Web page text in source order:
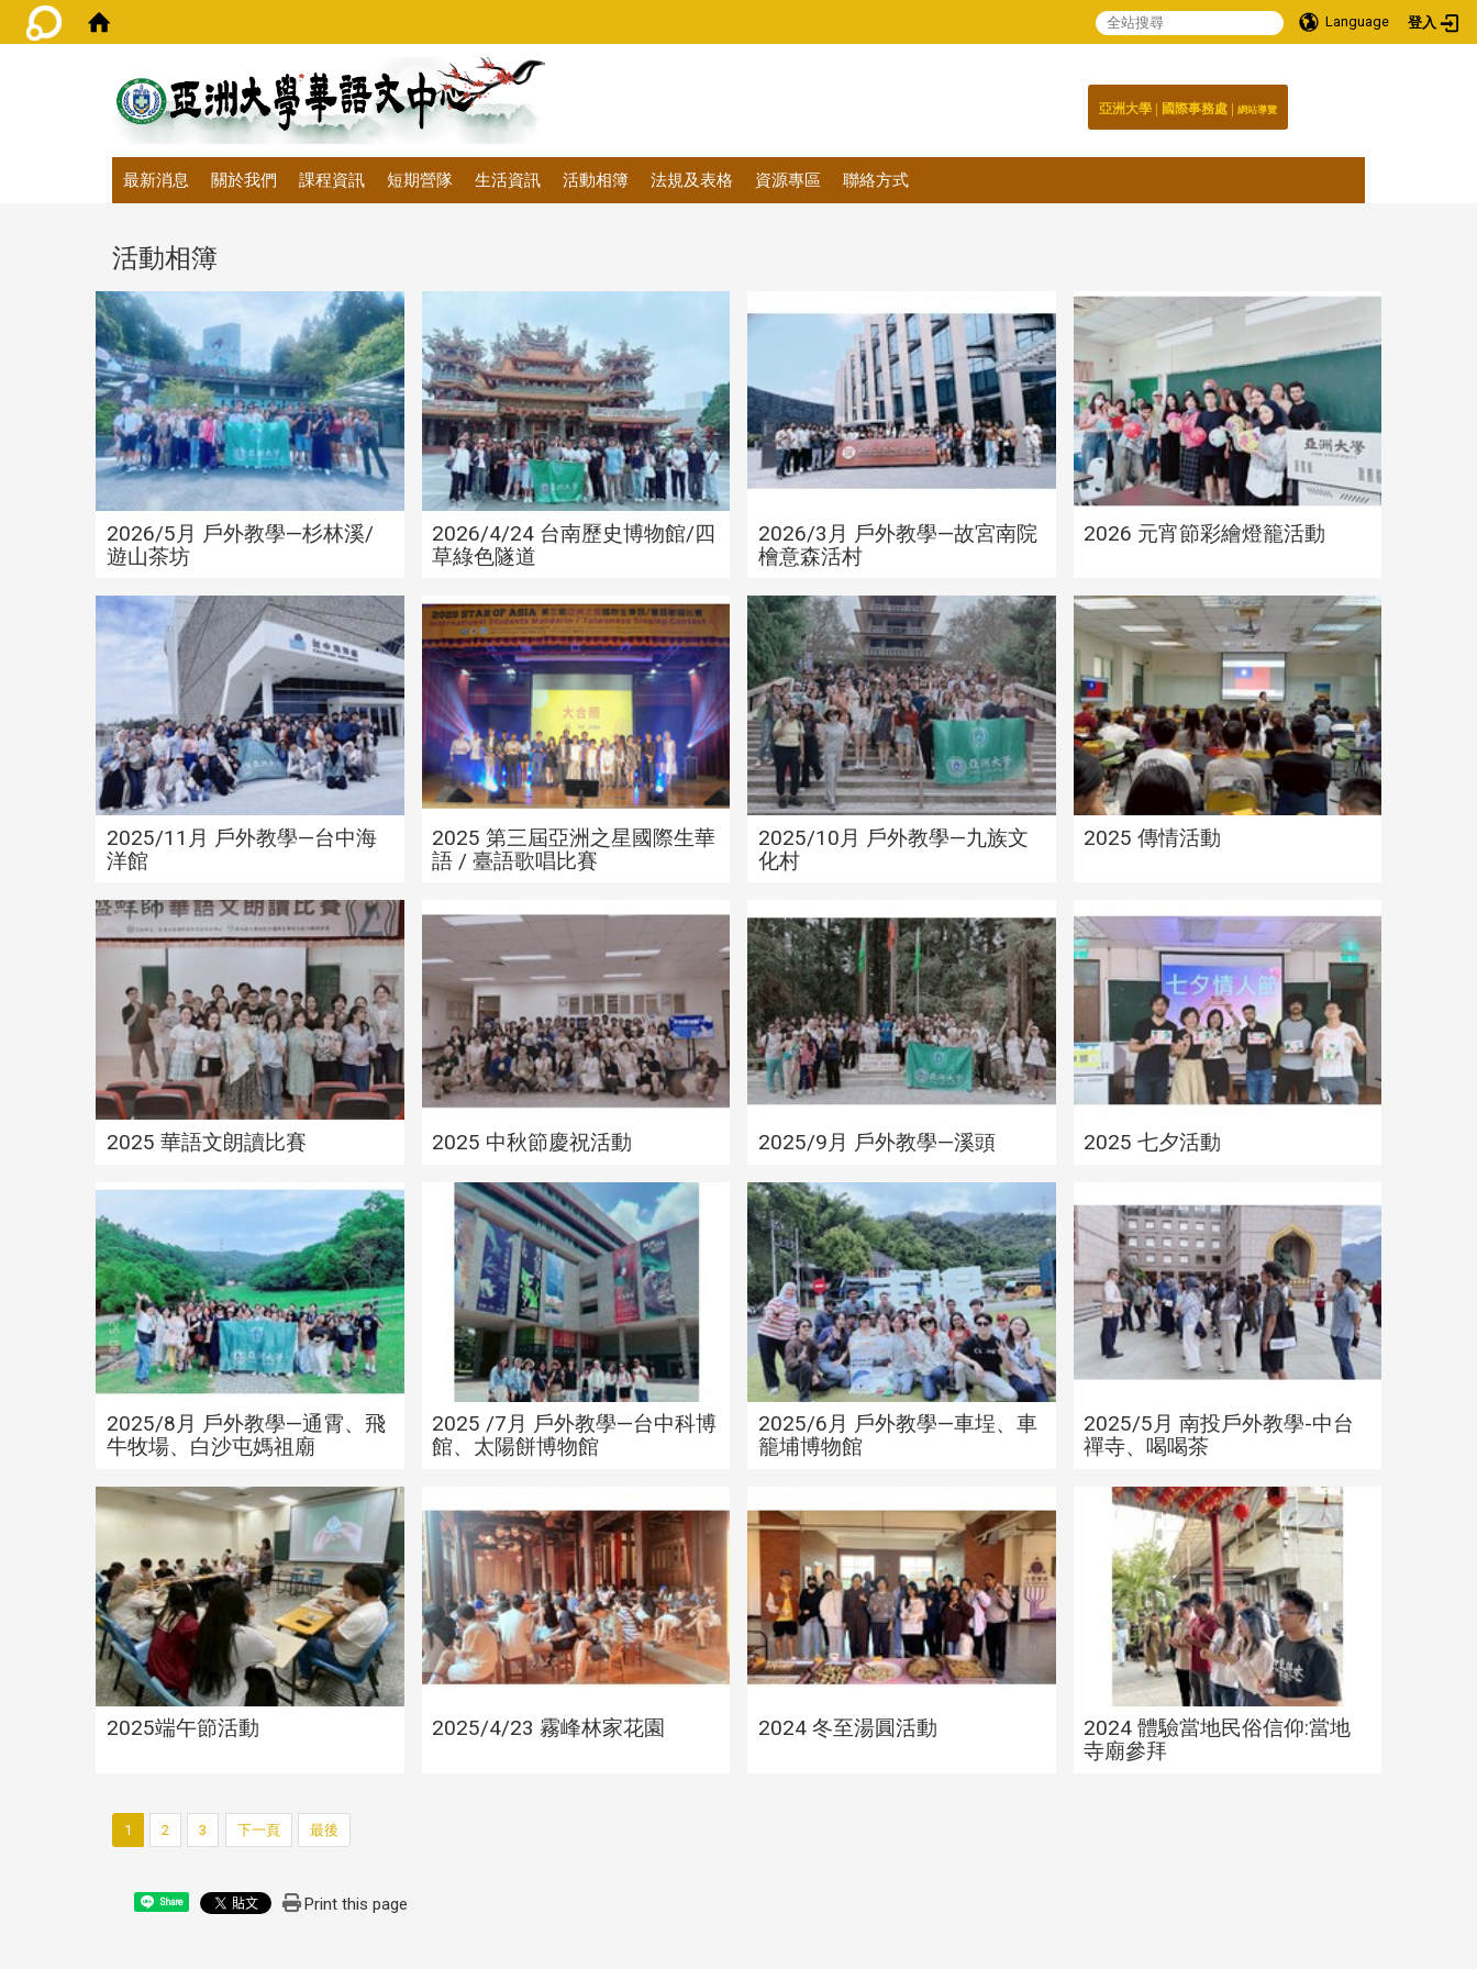
Language 登入
:::
亞洲大學 國際事務處 | 網站導覽
最新消息 關於我們 課程資訊 短期營隊 生活資訊 活動相簿 法規及表格 資源專區 聯絡方式
活動相簿
2026/5月 戶外教學—杉林溪/
遊山茶坊
遊山茶坊
2026/4/24 台南歷史博物館/四
草綠色隧道
2026/4/24 台南歷史博物館/四
草綠色隧道
2026/3月 戶外教學—故宮南院
檜意森活村
2026/3月 戶外教學—故宮南院
2026 元宵節彩繪燈籠活動
2025/11月 戶外教學—台中海
洋館
2025/11月 戶外教學—台中海
洋館
2025 第三屆亞洲之星國際生華
語 / 臺語歌唱比賽
2025 第三屆亞洲之星國際生華
語 / 臺語歌唱比賽
2025/10月 戶外教學—九族文
化村
2025/10月 戶外教學—九族文
化村
2025 傳情活動
2025 華語文朗讀比賽
2025 華語文朗讀比賽
2025 中秋節慶祝活動
2025 中秋節慶祝活動
2025/9月 戶外教學—溪頭
2025/9月 戶外教學—溪頭
2025 七夕活動
2025/8月 戶外教學—通霄、飛
牛牧場、白沙屯媽祖廟
2025/8月 戶外教學—通霄、飛
牛牧場、白沙屯媽祖廟
2025 /7月 戶外教學—台中科博
館、太陽餅博物館
2025 /7月 戶外教學—台中科博
館、太陽餅博物館
2025/6月 戶外教學—車埕、車
籠埔博物館
2025/6月 戶外教學—車埕、車
籠埔博物館
2025/5月 南投戶外教學-中台
禪寺、喝喝茶
2025端午節活動
2025端午節活動
2025/4/23 霧峰林家花園
2025/4/23 霧峰林家花園
2024 冬至湯圓活動
2024 冬至湯圓活動
2024 體驗當地民俗信仰:當地
寺廟參拜
1 2 3 下一頁 最後
Share Print this page